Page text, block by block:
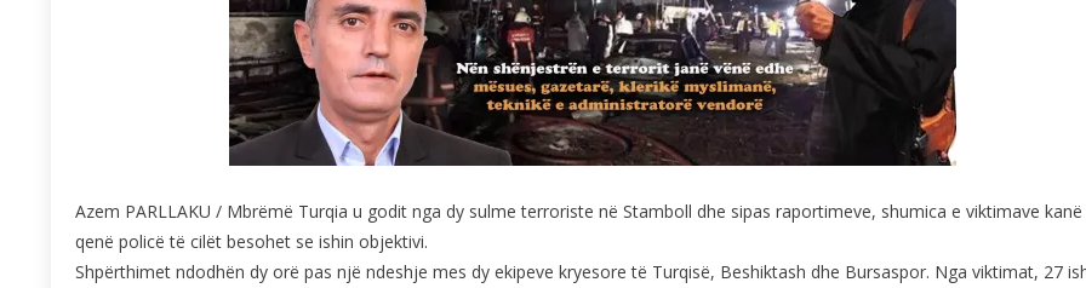
Azem PARLLAKU / Mbrëmë Turqia u godit nga dy sulme terroriste në Stamboll dhe sipas raportimeve, shumica e viktimave kanë
qenë policë të cilët besohet se ishin objektivi.
Shpërthimet ndodhën dy orë pas një ndeshje mes dy ekipeve kryesore të Turqisë, Beshiktash dhe Bursaspor. Nga viktimat, 27